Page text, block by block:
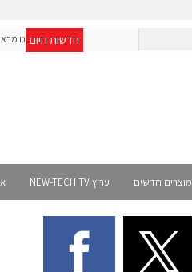
חדשות היום
חברת IAIG גייסה 6 מיליון דולר להקמת חברות תוכנה שנבנו מראש
מוצרים חדשים ערוץ NEW-TECH TV